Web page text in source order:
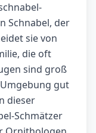
Schnabel, der
sie von
die oft
sind groß
gut
dieser
Schmätzer